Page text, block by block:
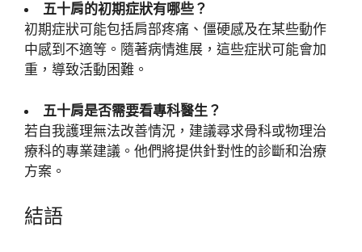
五十肩的初期症狀有哪些？
初期症狀可能包括肩部疼痛、僵硬感及在某些動作
中感到不適等。隨著病情進展，這些症狀可能會加
重，導致活動困難。
五十肩是否需要看專科醫生？
若自我護理無法改善情況，建議尋求骨科或物理治
療科的專業建議。他們將提供針對性的診斷和治療
方案。
結語